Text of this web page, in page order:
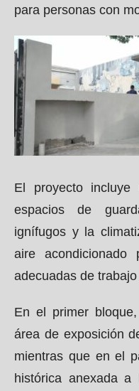
para personas con
El proyecto incluye
espacios de
ignífugos y la
aire acondicionado
adecuadas de
En el primer
área de exposición
mientras que en el
histórica anexada